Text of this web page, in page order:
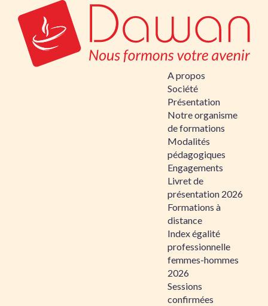
A propos
Société
Présentation
Notre organisme
de formations
Modalités
pédagogiques
Engagements
Livret de
présentation 2026
Formations à
distance
Index égalité
professionnelle
femmes-hommes
2026
Sessions
confirmées